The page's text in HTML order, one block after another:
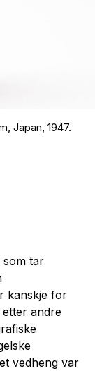
Japan, 1947.
som tar
kanskje for
andre
vedheng var